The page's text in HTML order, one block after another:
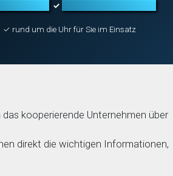
✓
✓ rund um die Uhr für Sie im Einsatz
kooperierende Unternehmen über
direkt die wichtigen Informationen,